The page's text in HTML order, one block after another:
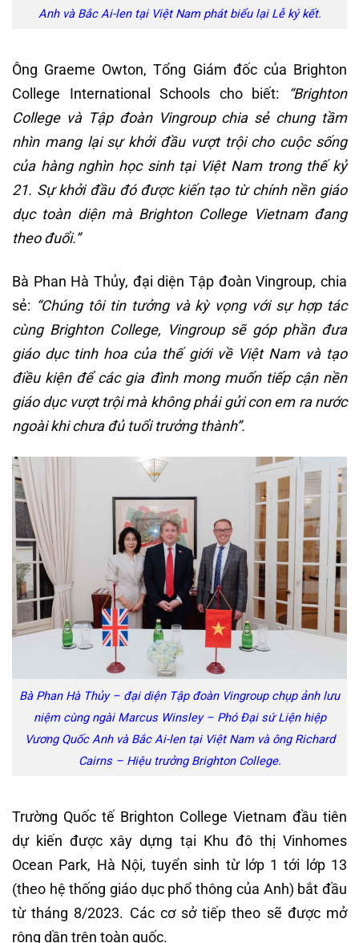
Anh và Bắc Ai-len tại Việt Nam phát biểu lại Lễ ký kết.
Ông Graeme Owton, Tổng Giám đốc của Brighton
College International Schools cho biết:
“Brighton
College và Tập đoàn Vingroup chia sẻ chung tầm
nhìn mang lại sự khởi đầu vượt trội cho cuộc sống
của hàng nghìn học sinh tại Việt Nam trong thế kỷ
21. Sự khởi đầu đó được kiến tạo từ chính nền giáo
dục toàn diện mà Brighton College Vietnam đang
theo đuổi.”
Bà Phan Hà Thủy, đại diện Tập đoàn Vingroup, chia
sẻ: “Chúng tôi tin tưởng và kỳ vọng với sự hợp tác
cùng Brighton College, Vingroup sẽ góp phần đưa
giáo dục tinh hoa của thế giới về Việt Nam và tạo
điều kiện để các gia đình mong muốn tiếp cận nền
giáo dục vượt trội mà không phải gửi con em ra nước
ngoài khi chưa đủ tuổi trưởng thành”.
Bà Phan Hà Thủy – đại diện Tập đoàn Vingroup chụp ảnh lưu
niệm cùng ngài Marcus Winsley – Phó Đại sứ Liện hiệp
Vương Quốc Anh và Bắc Ai-len tại Việt Nam và ông Richard
Cairns – Hiệu trưởng Brighton College.
Trường Quốc tế Brighton College Vietnam đầu tiên
dự kiến được xây dựng tại Khu đô thị Vinhomes
Ocean Park, Hà Nội, tuyển sinh từ lớp 1 tới lớp 13
(theo hệ thống giáo dục phổ thông của Anh) bắt đầu
từ tháng 8/2023. Các cơ sở tiếp theo sẽ được mở
rộng dần trên toàn quốc.